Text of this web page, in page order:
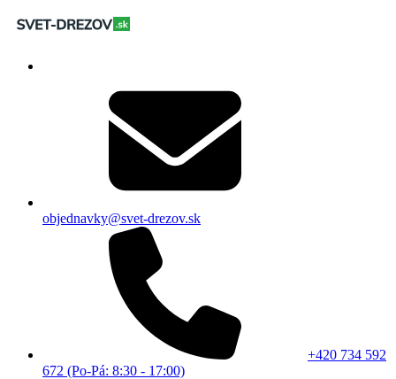
objednavky@svet-drezov.sk
+420 734 592
672 (Po-Pá: 8:30 - 17:00)